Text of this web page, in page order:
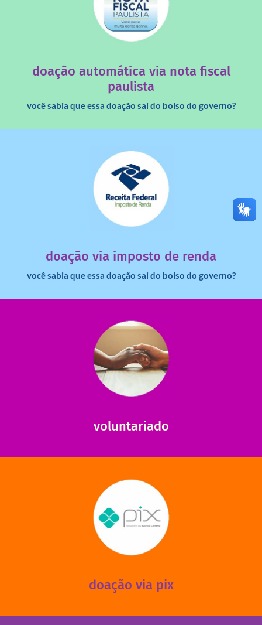
doação automática via nota fiscal
paulista
você sabia que essa doação sai do bolso do governo?
saiba mais
doação via imposto de renda
você sabia que essa doação sai do bolso do governo?
dinheiro deixa de ir para o governo?
saiba mais
voluntariado
ajudar com certos assuntos. Entre em contato conosco e
saiba como nos ajudar.
saiba mais
doação via pix
via PIX? Elas também são muito importantes para
mantermos nossas unidades em funcionamento!
saiba mais